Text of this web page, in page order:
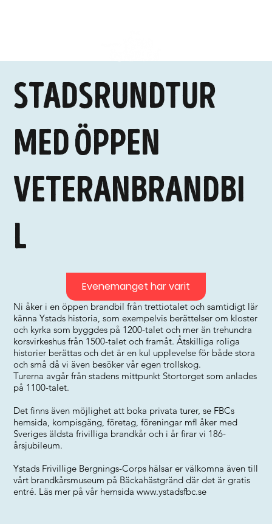
Stadsrundtur
med öppen
veteranbrandbi
l
Ni åker i en öppen brandbil från trettiotalet och samtidigt lär
känna Ystads historia, som exempelvis berättelser om kloster
och kyrka som byggdes på 1200-talet och mer än trehundra
korsvirkeshus från 1500-talet och framåt. Åtskilliga roliga
historier berättas och det är en kul upplevelse för både stora
och små då vi även besöker vår egen trollskog.
Turerna avgår från stadens mittpunkt Stortorget som anlades
på 1100-talet.
Det finns även möjlighet att boka privata turer, se FBCs
hemsida, kompisgäng, företag, föreningar mfl åker med
Sveriges äldsta frivilliga brandkår och i år firar vi 186-
årsjubileum.
Ystads Frivillige Bergnings-Corps hälsar er välkomna även till
vårt brandkårsmuseum på Bäckahästgränd där det är gratis
entré. Läs mer på vår hemsidawww.ystadsfbc.se
Evenemanget har varit